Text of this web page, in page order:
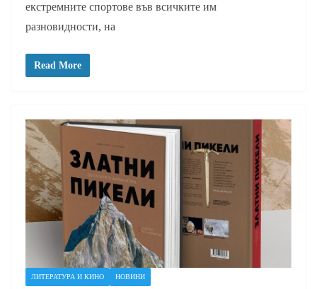
екстремните спортове във всичките им
разновидности, на
Read More
ЛИТЕРАТУРА И КИНО НОВИНИ